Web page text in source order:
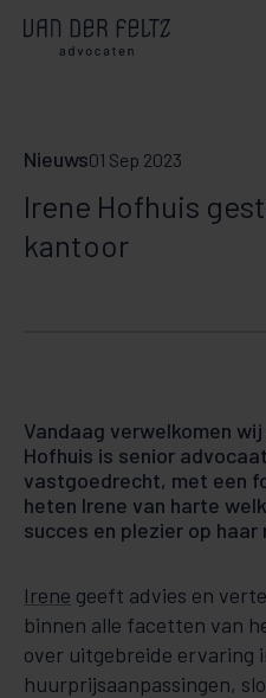
Nieuws01 Sep 2023
Irene Hofhuis
kantoor
Vandaag verwelkomen
Hofhuis is senior
vastgoedrecht, met een
heten Irene van harte
succes en plezier op haar
Irene geeft advies en
binnen alle facetten van
over uitgebreide ervaring
huurprijsaanpassingen,